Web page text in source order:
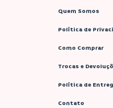
Quem Somos
Política de
Como Comprar
Trocas e
Política de
Contato